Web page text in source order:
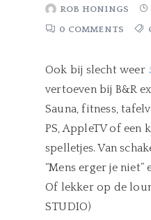
ROB HONINGS
0 COMMENTS
Ook bij slecht weer
vertoeven bij B&R
Sauna, fitness,
PS, AppleTV of een
spelletjes. Van
“Mens erger je niet”
Of lekker op de
STUDIO)